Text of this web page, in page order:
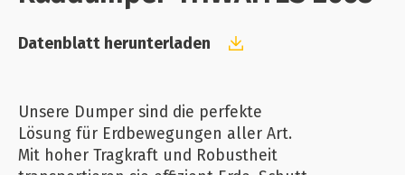
Datenblatt herunterladen
Unsere Dumper sind die perfekte
Lösung für Erdbewegungen aller Art.
Mit hoher Tragkraft und Robustheit